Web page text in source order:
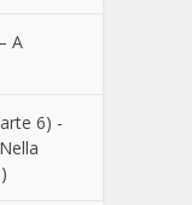
A
6) -
Nella